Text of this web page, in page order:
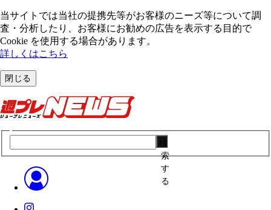
当サイトでは当社の提携先等がお客様のニーズ等について調
査・分析したり、お客様にお勧めの広告を表⽰する⽬的で
Cookie を使⽤する場合があります。
詳しくはこちら
閉じる
索
す
る